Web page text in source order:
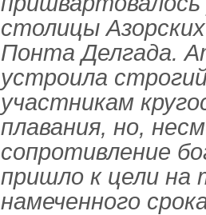
столицы
Понта Делгада.
устроила
участникам
плавания, но,
сопротивление
пришло к цели на
намеченного